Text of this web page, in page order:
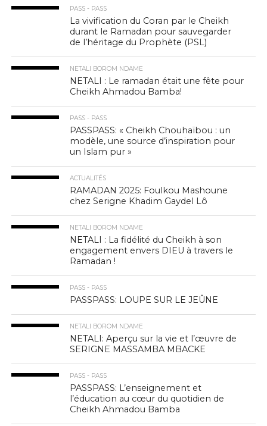
PASS - PASS
La vivification du Coran par le Cheikh
durant le Ramadan pour sauvegarder
de l’héritage du Prophète (PSL)
NETALI BOROM NDAME
NETALI : Le ramadan était une fête pour
Cheikh Ahmadou Bamba!
PASS - PASS
PASSPASS: « Cheikh Chouhaïbou : un
modèle, une source d’inspiration pour
un Islam pur »
ACTUALITÉS
RAMADAN 2025: Foulkou Mashoune
chez Serigne Khadim Gaydel Lô
NETALI BOROM NDAME
NETALI : La fidélité du Cheikh à son
engagement envers DIEU à travers le
Ramadan !
PASS - PASS
PASSPASS: LOUPE SUR LE JEÛNE
NETALI BOROM NDAME
NETALI: Aperçu sur la vie et l’œuvre de
SERIGNE MASSAMBA MBACKE
PASS - PASS
PASSPASS: L’enseignement et
l’éducation au cœur du quotidien de
Cheikh Ahmadou Bamba